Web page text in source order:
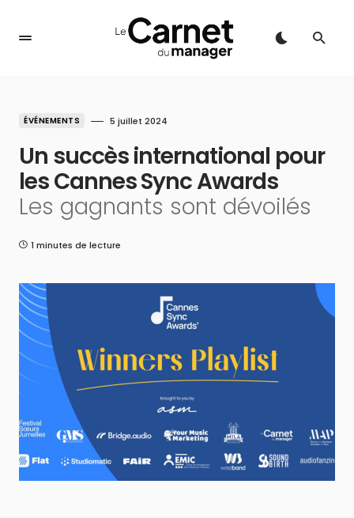
ÉVÉNEMENTS 5 juillet 2024
Un succès international pour
les Cannes Sync Awards
Les gagnants sont dévoilés
1 minutes de lecture